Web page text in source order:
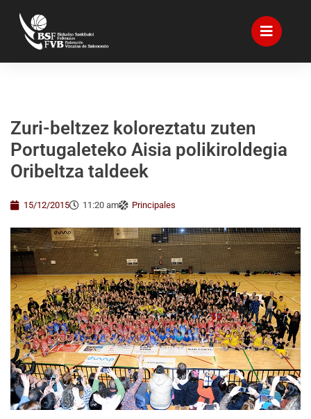
Zuri-beltzez koloreztatu zuten
Portugaleteko Aisia polikiroldegia
Oribeltza taldeek
15/12/2015 11:20 am Principales